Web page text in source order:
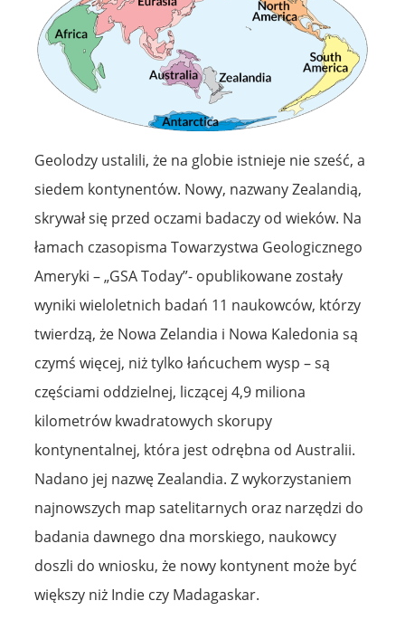
Geolodzy ustalili, że na globie istnieje nie sześć, a
siedem kontynentów. Nowy, nazwany Zealandią,
skrywał się przed oczami badaczy od wieków. Na
łamach czasopisma Towarzystwa Geologicznego
Ameryki – „GSA Today”- opublikowane zostały
wyniki wieloletnich badań 11 naukowców, którzy
twierdzą, że Nowa Zelandia i Nowa Kaledonia są
czymś więcej, niż tylko łańcuchem wysp – są
częściami oddzielnej, liczącej 4,9 miliona
kilometrów kwadratowych skorupy
kontynentalnej, która jest odrębna od Australii.
Nadano jej nazwę Zealandia. Z wykorzystaniem
najnowszych map satelitarnych oraz narzędzi do
badania dawnego dna morskiego, naukowcy
doszli do wniosku, że nowy kontynent może być
większy niż Indie czy Madagaskar.